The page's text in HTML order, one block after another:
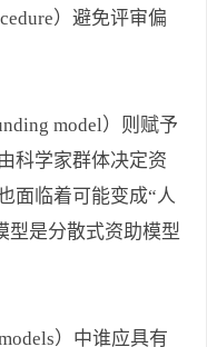
）避免评审偏
model）则赋予
科学家群体决定资
面临着可能变成“人
型是分散式资助模型
）中谁应具有